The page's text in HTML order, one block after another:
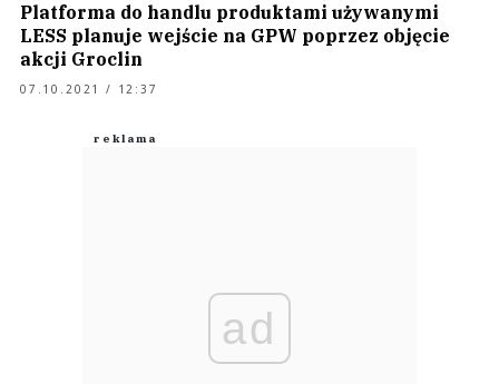
Platforma do handlu produktami używanymi
LESS planuje wejście na GPW poprzez objęcie
akcji Groclin
07.10.2021 / 12:37
ad